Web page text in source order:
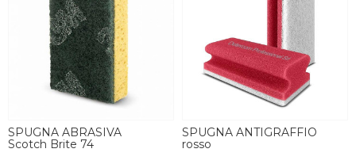
SPUGNA ABRASIVA
Scotch Brite 74
SPUGNA ANTIGRAFFIO
rosso